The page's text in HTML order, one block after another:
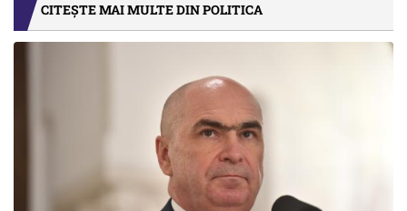
CITEȘTE MAI MULTE DIN POLITICA